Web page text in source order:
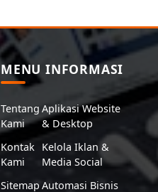
MENU INFORMASI
Tentang
Kami
Kontak
Kami
Sitemap
Aplikasi Website
& Desktop
Kelola Iklan &
Media Social
Automasi Bisnis